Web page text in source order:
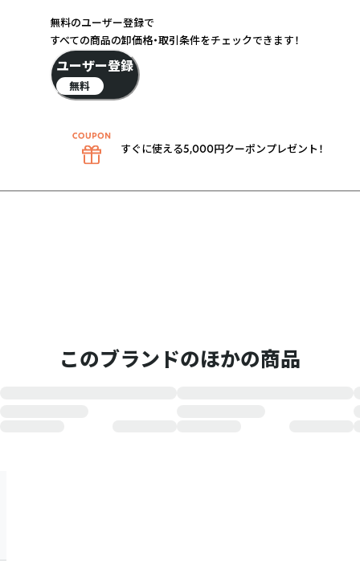
このブランドのほかの商品
無料のユーザー登録で
すべての商品の卸価格・取引条件をチェックできます！
ユーザー登録
無料
すぐに使える5,000円クーポンプレゼント！